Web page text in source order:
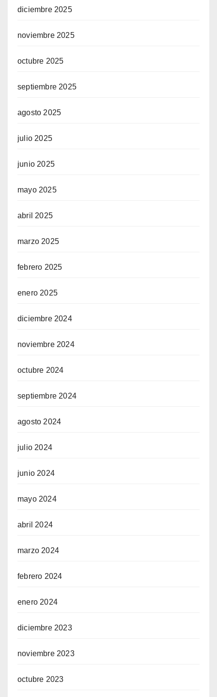
diciembre 2025
noviembre 2025
octubre 2025
septiembre 2025
agosto 2025
julio 2025
junio 2025
mayo 2025
abril 2025
marzo 2025
febrero 2025
enero 2025
diciembre 2024
noviembre 2024
octubre 2024
septiembre 2024
agosto 2024
julio 2024
junio 2024
mayo 2024
abril 2024
marzo 2024
febrero 2024
enero 2024
diciembre 2023
noviembre 2023
octubre 2023